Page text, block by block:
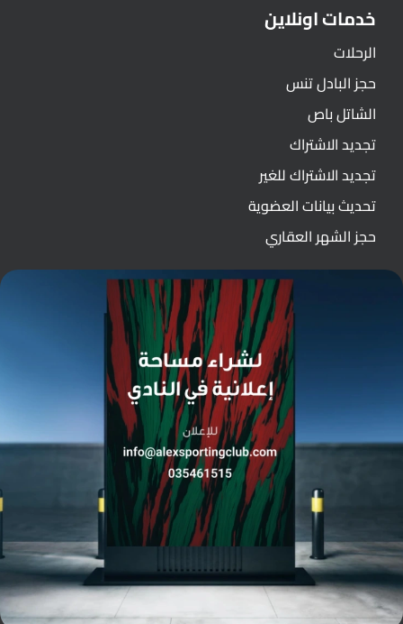
خدمات اونلاين
الرحلات
حجز البادل تنس
الشاتل باص
تجديد الاشتراك
تجديد الاشتراك للغير
تحديث بيانات العضوية
حجز الشهر العقاري